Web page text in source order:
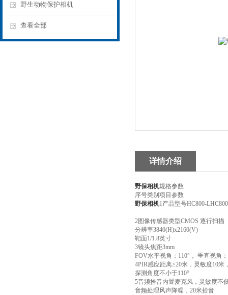
野生动物保护相机
查看全部
详情介绍
野保相机规格参数
序号类别项目参数
野保相机1产品型号HC800-
2图像传感器类型CMOS 逐行扫描
分辨率3840(H)x2160(V)
靶面1/1.8英寸
3镜头焦距3mm
FOV水平视角：110°， 垂直视角：
4PIR感应距离≥20米，灵敏度10米
探测角度不小于110°
5音频拾音内置麦克风，灵敏度不
音频处理风声降噪，20米拾音